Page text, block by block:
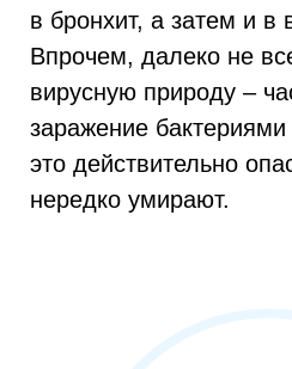
в бронхит, а затем и в
Впрочем, далеко не
вирусную природу –
заражение
это действительно
нередко умирают.